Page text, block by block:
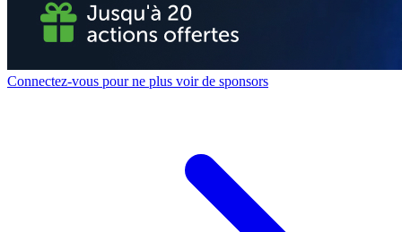
Connectez-vous pour ne plus voir de sponsors